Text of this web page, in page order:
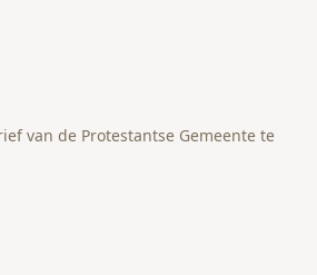
van de Protestantse Gemeente te